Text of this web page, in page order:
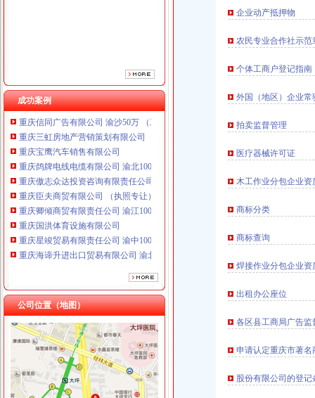
成功案例
重庆海谛升进出口贸易有限公司 渝北100万 （进出口权）
重庆奕欣锦诚商贸有限公司 渝九50万 （工商注册）
重庆信同广告有限公司 渝沙50万 （工商注册）
重庆三虹房地产营销策划有限公司
重庆宝鹰汽车销售有限公司
重庆鸽牌电线电缆有限公司 渝北10010万 (进出口权)
重庆傲志众达投资咨询有限责任公司 渝九1000万 （增资）
重庆臣夫商贸有限公司 （执照专让）
重庆卿倾商贸有限责任公司 渝江100万 （工商注册）
重庆国洪体育设施有限公司
重庆星竣贸易有限责任公司 渝中100万 （进出口权）
重庆海谛升进出口贸易有限公司 渝北100万 （进出口权）
重庆奕欣锦诚商贸有限公司 渝九50万 （工商注册）
重庆信同广告有限公司 渝沙50万 （工商注册）
重庆三虹房地产营销策划有限公司
重庆宝鹰汽车销售有限公司
公司位置（地图）
工商动态
企业动产抵押物
农民专业合作社示范
个体工商户登记指南
外国（地区）企业
拍卖监督管理
医疗器械许可证
木工作业分包企业资
商标分类
商标查询
焊接作业分包企业资
出租办公座位
各区县工商局广告
申请认定重庆市著
股份有限公司的登记